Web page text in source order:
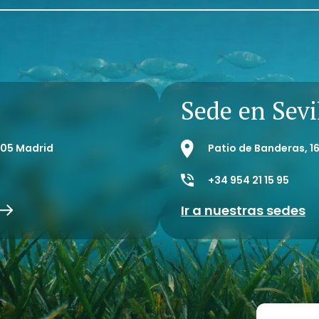
Madrid
Sede en
Patio de Banderas,
+34 954 21 15 95
Ir a nuestras sedes